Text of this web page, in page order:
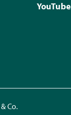
YouTube
Co.